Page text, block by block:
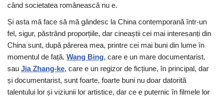
când societatea românească nu e.
Și asta mă face să mă gândesc la China contemporană într-un
fel, sigur, păstrând proporțiile, dar cineaștii cei mai interesanți din
China sunt, după părerea mea, printre cei mai buni din lume în
momentul de față. Wang Bing, care e un mare documentarist,
sau Jia Zhang-ke, care e un regizor de ficțiune, în principal, dar
și documentarist, sunt foarte, foarte buni nu doar datorită
talentului lor și viziunii lor artistice, dar ce e puternic în filmele lor